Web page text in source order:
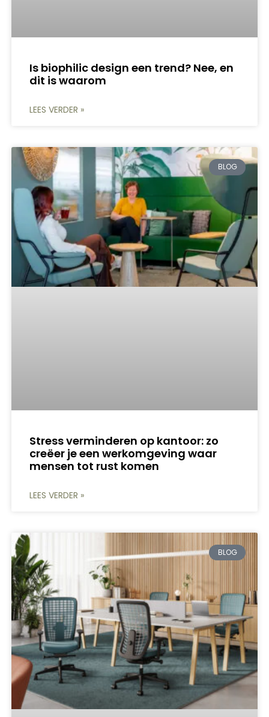
Is biophilic design een trend? Nee, en
dit is waarom
LEES VERDER »
BLOG
Stress verminderen op kantoor: zo
creëer je een werkomgeving waar
mensen tot rust komen
LEES VERDER »
BLOG